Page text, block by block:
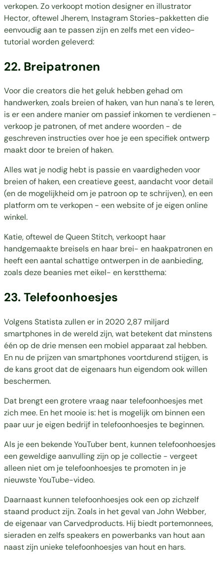
verkopen. Zo verkoopt motion designer en illustrator
Hector, oftewel Jherem, Instagram Stories-pakketten die
eenvoudig aan te passen zijn en zelfs met een video-
tutorial worden geleverd:
22. Breipatronen
Voor die creators die het geluk hebben gehad om
handwerken, zoals breien of haken, van hun nana's te leren,
is er een andere manier om passief inkomen te verdienen -
verkoop je patronen, of met andere woorden - de
geschreven instructies over hoe je een specifiek ontwerp
maakt door te breien of haken.
Alles wat je nodig hebt is passie en vaardigheden voor
breien of haken, een creatieve geest, aandacht voor detail
(en de mogelijkheid om je patroon op te schrijven), en een
platform om te verkopen - een website of je eigen online
winkel.
Katie, oftewel de Queen Stitch, verkoopt haar
handgemaakte breisels en haar brei- en haakpatronen en
heeft een aantal schattige ontwerpen in de aanbieding,
zoals deze beanies met eikel- en kerstthema:
23. Telefoonhoesjes
Volgens Statista zullen er in 2020 2,87 miljard
smartphones in de wereld zijn, wat betekent dat minstens
één op de drie mensen een mobiel apparaat zal hebben.
En nu de prijzen van smartphones voortdurend stijgen, is
de kans groot dat de eigenaars hun eigendom ook willen
beschermen.
Dat brengt een grotere vraag naar telefoonhoesjes met
zich mee. En het mooie is: het is mogelijk om binnen een
paar uur je eigen bedrijf in telefoonhoesjes te beginnen.
Als je een bekende YouTuber bent, kunnen telefoonhoesjes
een geweldige aanvulling zijn op je collectie - vergeet
alleen niet om je telefoonhoesjes te promoten in je
nieuwste YouTube-video.
Daarnaast kunnen telefoonhoesjes ook een op zichzelf
staand product zijn. Zoals in het geval van John Webber,
de eigenaar vanCarvedproducts. Hij biedt portemonnees,
sieraden en zelfs speakers en powerbanks van hout aan
naast zijn unieke telefoonhoesjes van hout en hars.